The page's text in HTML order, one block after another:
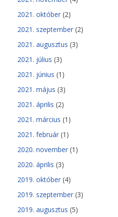
2021. október (2)
2021. szeptember (2)
2021. augusztus (3)
2021. július (3)
2021. június (1)
2021. május (3)
2021. április (2)
2021. március (1)
2021. február (1)
2020. november (1)
2020. április (3)
2019. október (4)
2019. szeptember (3)
2019. augusztus (5)